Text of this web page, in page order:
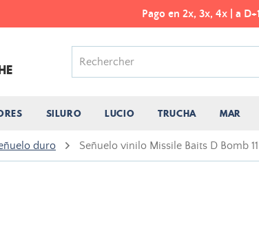
Pago en 2x, 3x, 4x | a
SILURO LUCIO TRUCHA MAR
duro Señuelo vinilo Missile Baits D Bomb